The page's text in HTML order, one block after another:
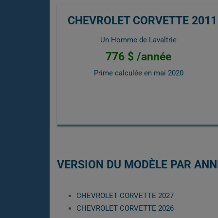
CHEVROLET CORVETTE 2011
Un Homme de Lavaltrie
776 $ /année
Prime calculée en mai 2020
VERSION DU MODÈLE PAR
CHEVROLET CORVETTE 2027
CHEVROLET CORVETTE 2026